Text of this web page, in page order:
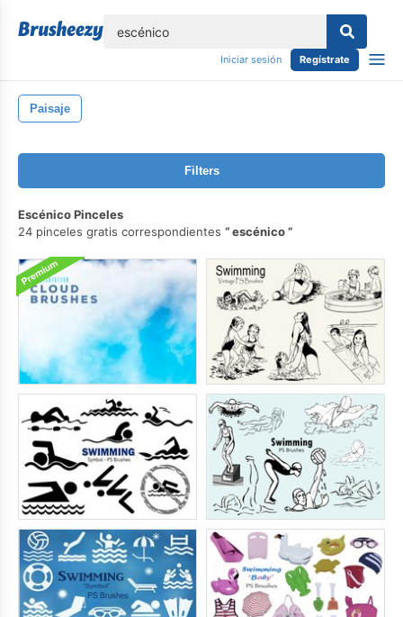
Iniciar sesión Regístrate
Paisaje
Filters
Escénico Pinceles
24 pinceles gratis correspondientes
escénico